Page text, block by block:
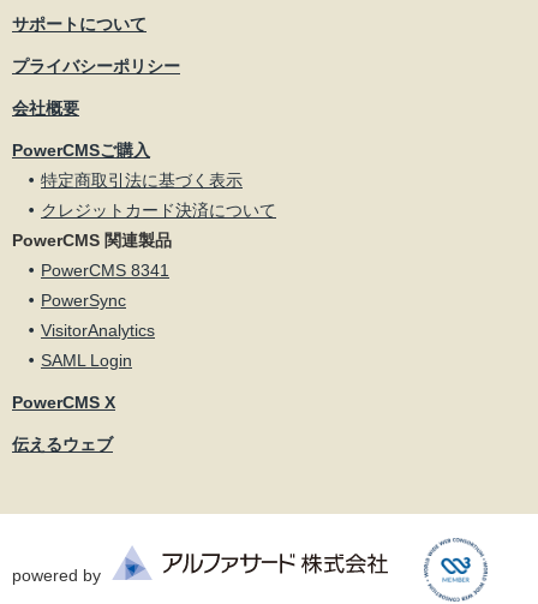
サポートについて
プライバシーポリシー
会社概要
PowerCMSご購入
特定商取引法に基づく表示
クレジットカード決済について
PowerCMS 関連製品
PowerCMS 8341
PowerSync
VisitorAnalytics
SAML Login
PowerCMS X
伝えるウェブ
powered by